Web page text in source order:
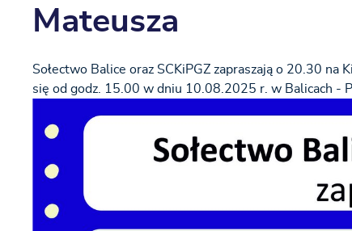
Mateusza
Sołectwo Balice oraz SCKiPGZ zapraszają o 20.30
się od godz. 15.00 w dniu 10.08.2025 r. w Balicach -